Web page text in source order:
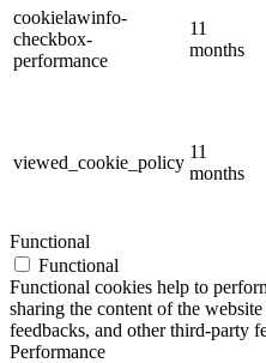
cookielawinfo-
checkbox-
performance
11
months
viewed_cookie_policy
11
months
Functional
Functional
Functional cookies help to
sharing the content of the
feedbacks, and other third-party
Performance